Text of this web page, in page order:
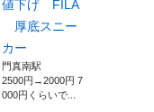
値下げ FILA
厚底スニー
カー
門真南駅
2500円→2000円 7
000円くらいで...